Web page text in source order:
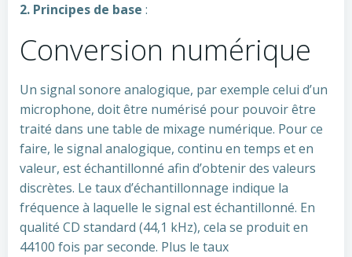
2. Principes de base :
Conversion numérique
Un signal sonore analogique, par exemple celui d’un
microphone, doit être numérisé pour pouvoir être
traité dans une table de mixage numérique. Pour ce
faire, le signal analogique, continu en temps et en
valeur, est échantillonné afin d’obtenir des valeurs
discrètes. Le taux d’échantillonnage indique la
fréquence à laquelle le signal est échantillonné. En
qualité CD standard (44,1 kHz), cela se produit en
44100 fois par seconde. Plus le taux